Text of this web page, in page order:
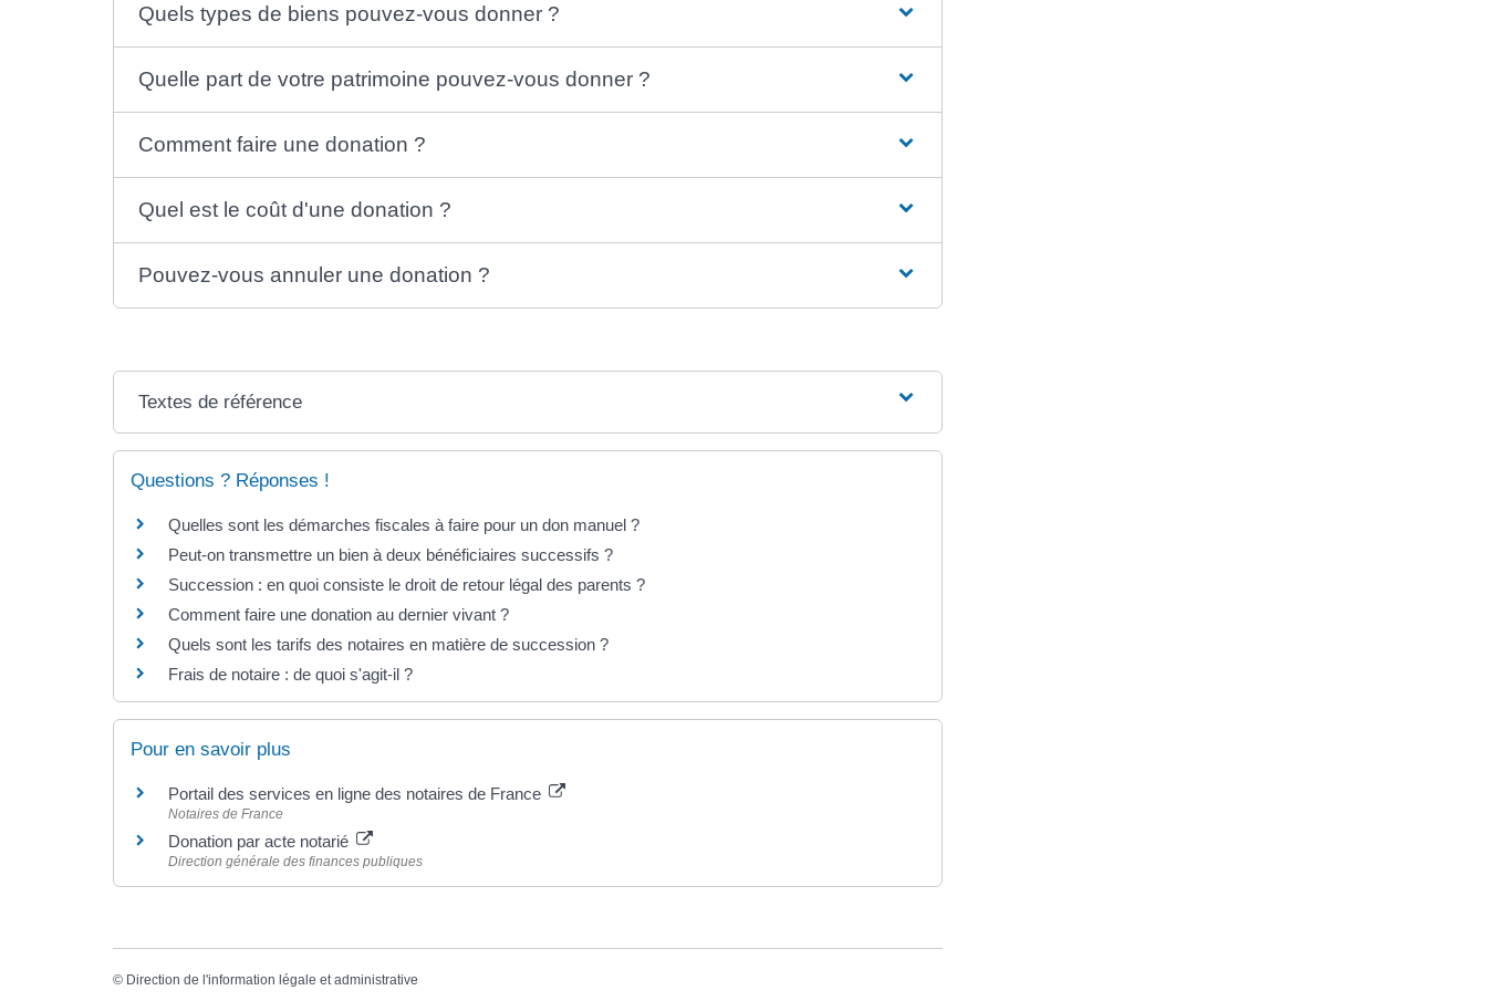
Quels types de biens pouvez-vous donner ?
Quelle part de votre patrimoine pouvez-vous donner ?
Comment faire une donation ?
Quel est le coût d'une donation ?
Pouvez-vous annuler une donation ?
Textes de référence
Questions ? Réponses !
Quelles sont les démarches fiscales à faire pour un don manuel ?
Peut-on transmettre un bien à deux bénéficiaires successifs ?
Succession : en quoi consiste le droit de retour légal des parents ?
Comment faire une donation au dernier vivant ?
Quels sont les tarifs des notaires en matière de succession ?
Frais de notaire : de quoi s'agit-il ?
Pour en savoir plus
Portail des services en ligne des notaires de France
Notaires de France
Donation par acte notarié
Direction générale des finances publiques
© Direction de l'information légale et administrative